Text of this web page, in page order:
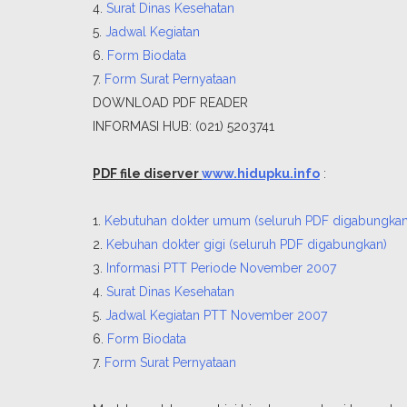
4. Surat Dinas Kesehatan
5. Jadwal Kegiatan
6.
Form Biodata
7. Form Surat Pernyataan
DOWNLOAD PDF READER
INFORMASI HUB: (021) 5203741
PDF file diserverwww.hidupku.info :
1.
Kebutuhan dokter umum (seluruh PDF
2.
Kebuhan dokter gigi (seluruh PDF digabungkan)
3.
Informasi PTT Periode November 2007
4. Surat Dinas Kesehatan
5. Jadwal Kegiatan PTT November 2007
6.
Form Biodata
7. Form Surat Pernyataan